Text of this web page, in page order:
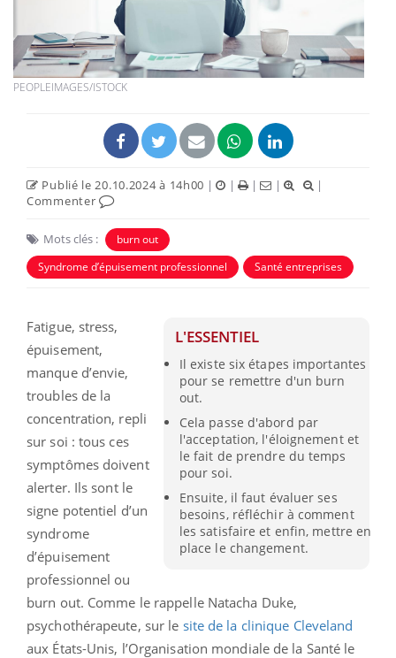
PEOPLEIMAGES/ISTOCK
Publié le 20.10.2024 à 14h00 | | | |
|
Commenter
Mots clés :
burn out
Syndrome d’épuisement professionnel
Santé entreprises
L'ESSENTIEL
Il existe six étapes importantes
pour se remettre d'un burn
out.
Cela passe d'abord par
l'acceptation, l'éloignement et
le fait de prendre du temps
pour soi.
Ensuite, il faut évaluer ses
besoins, réfléchir à comment
les satisfaire et enfin, mettre en
place le changement.
Fatigue, stress,
épuisement,
manque d’envie,
troubles de la
concentration, repli
sur soi : tous ces
symptômes doivent
alerter. Ils sont le
signe potentiel d’un
syndrome
d’épuisement
professionnel ou
burn out. Comme le rappelle Natacha Duke,
psychothérapeute, sur le site de la clinique Cleveland
aux États-Unis, l’Organisation mondiale de la Santé le